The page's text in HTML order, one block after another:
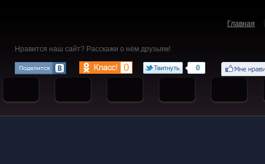
Главная
Нравится наш сайт? Расскажи о нём друзьям!